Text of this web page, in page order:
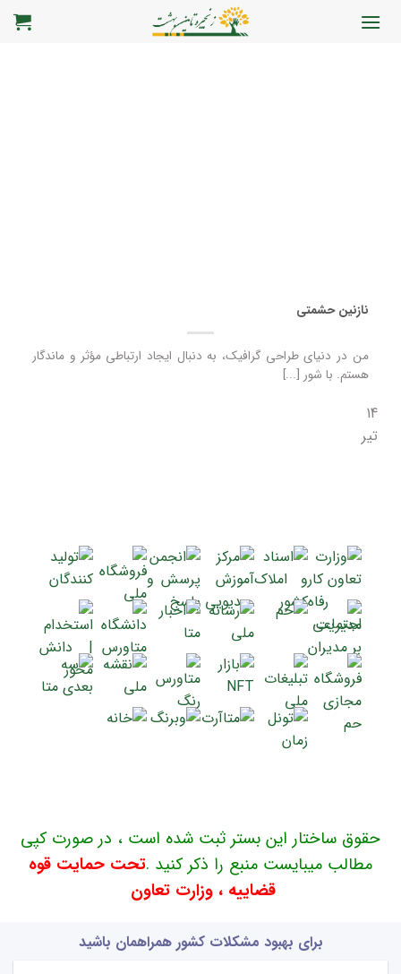
پرش
نازنین حشمتی
من در دنیای طراحی گرافیک، به دنبال ایجاد ارتباطی مؤثر و ماندگار
هستم. با شور [...]
14
تیر
حقوق ساختار این بستر ثبت شده است ، در صورت کپی
مطالب میبایست منبع را ذکر کنید .تحت حمایت قوه
قضاییه ، وزارت تعاون
برای بهبود مشکلات کشور همراهمان باشید